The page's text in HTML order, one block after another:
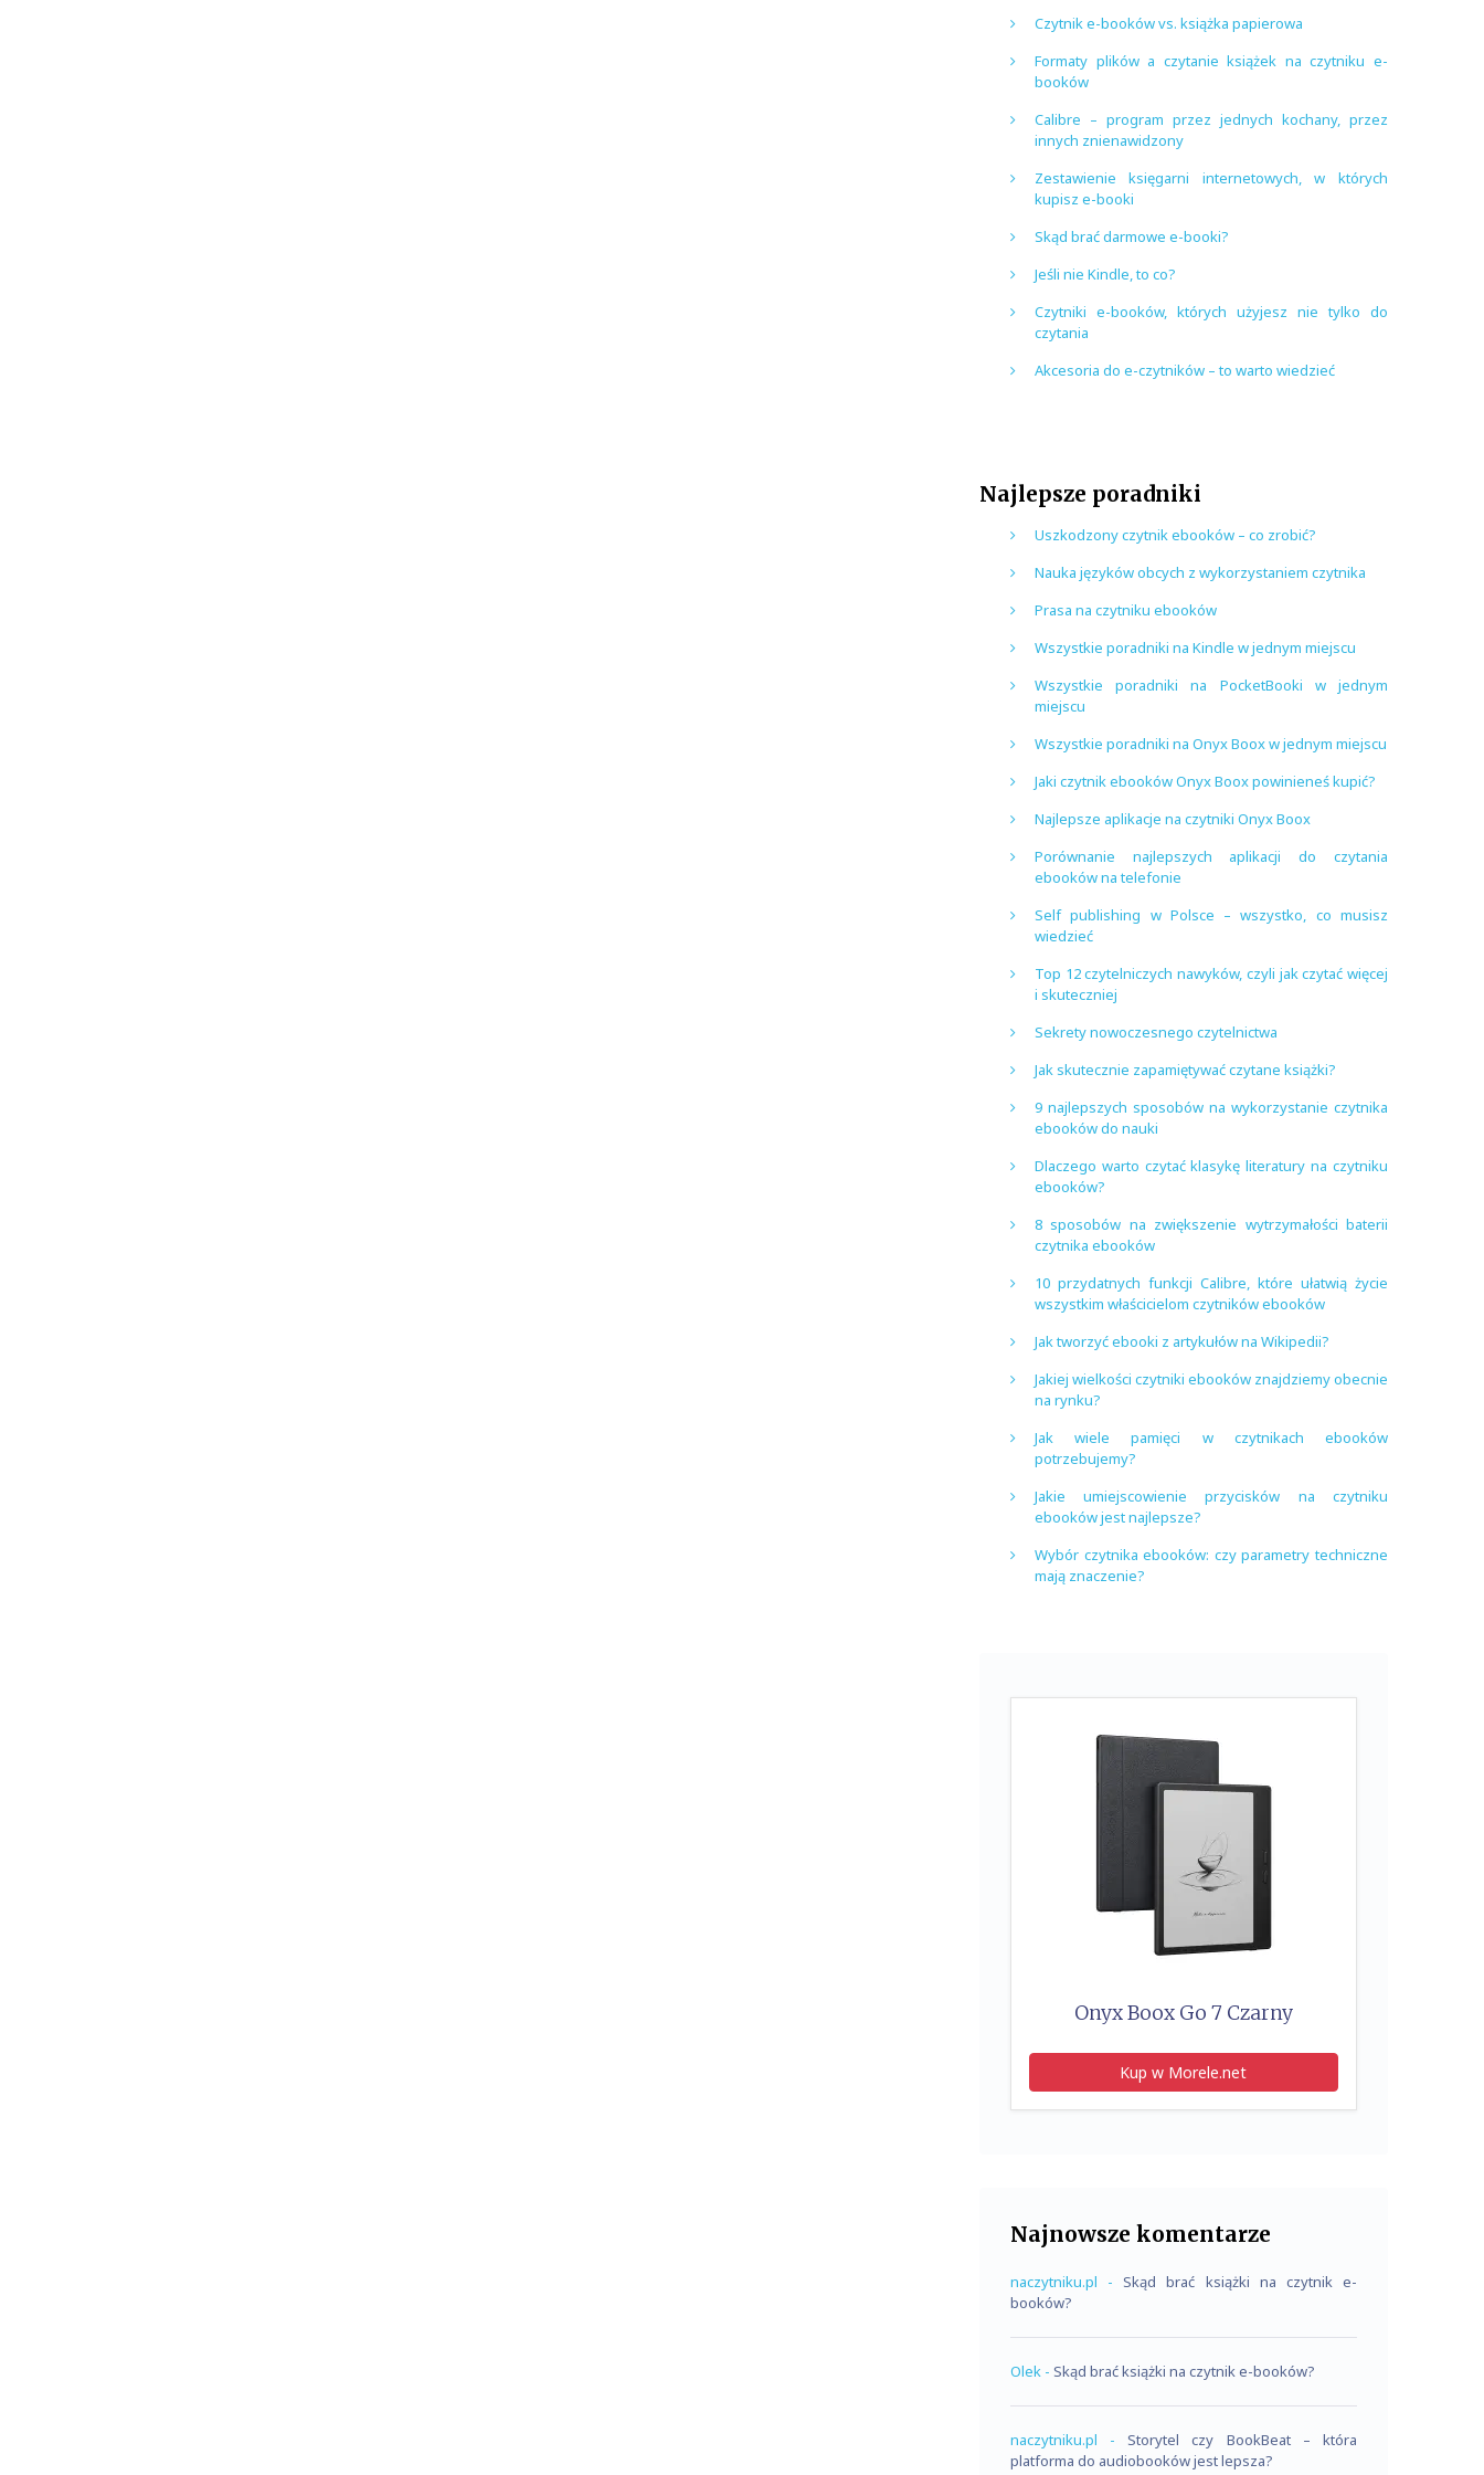
Czytnik e-booków vs. książka papierowa
Formaty plików a czytanie książek na czytniku e-
booków
Calibre – program przez jednych kochany, przez
innych znienawidzony
Zestawienie księgarni internetowych, w których
kupisz e-booki
Skąd brać darmowe e-booki?
Jeśli nie Kindle, to co?
Czytniki e-booków, których użyjesz nie tylko do
czytania
Akcesoria do e-czytników – to warto wiedzieć
Najlepsze poradniki
Uszkodzony czytnik ebooków – co zrobić?
Nauka języków obcych z wykorzystaniem czytnika
Prasa na czytniku ebooków
Wszystkie poradniki na Kindle w jednym miejscu
Wszystkie poradniki na PocketBooki w jednym
miejscu
Wszystkie poradniki na Onyx Boox w jednym miejscu
Jaki czytnik ebooków Onyx Boox powinieneś kupić?
Najlepsze aplikacje na czytniki Onyx Boox
Porównanie najlepszych aplikacji do czytania
ebooków na telefonie
Self publishing w Polsce – wszystko, co musisz
wiedzieć
Top 12 czytelniczych nawyków, czyli jak czytać więcej
i skuteczniej
Sekrety nowoczesnego czytelnictwa
Jak skutecznie zapamiętywać czytane książki?
9 najlepszych sposobów na wykorzystanie czytnika
ebooków do nauki
Dlaczego warto czytać klasykę literatury na czytniku
ebooków?
8 sposobów na zwiększenie wytrzymałości baterii
czytnika ebooków
10 przydatnych funkcji Calibre, które ułatwią życie
wszystkim właścicielom czytników ebooków
Jak tworzyć ebooki z artykułów na Wikipedii?
Jakiej wielkości czytniki ebooków znajdziemy obecnie
na rynku?
Jak wiele pamięci w czytnikach ebooków
potrzebujemy?
Jakie umiejscowienie przycisków na czytniku
ebooków jest najlepsze?
Wybór czytnika ebooków: czy parametry techniczne
mają znaczenie?
Onyx Boox Go 7 Czarny
Kup w Morele.net
Najnowsze komentarze
naczytniku.pl - Skąd brać książki na czytnik e-
booków?
Olek - Skąd brać książki na czytnik e-booków?
naczytniku.pl - Storytel czy BookBeat – która
platforma do audiobooków jest lepsza?